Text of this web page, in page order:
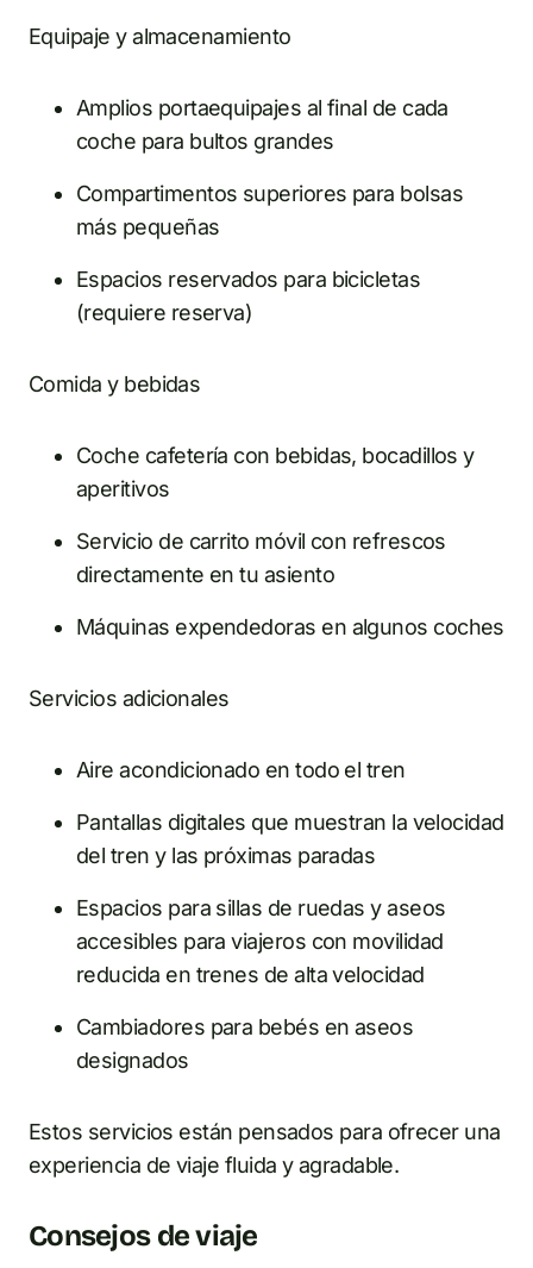
Equipaje y almacenamiento
Amplios portaequipajes al final de cada
coche para bultos grandes
Compartimentos superiores para bolsas
más pequeñas
Espacios reservados para bicicletas
(requiere reserva)
Comida y bebidas
Coche cafetería con bebidas, bocadillos y
aperitivos
Servicio de carrito móvil con refrescos
directamente en tu asiento
Máquinas expendedoras en algunos coches
Servicios adicionales
Aire acondicionado en todo el tren
Pantallas digitales que muestran la velocidad
del tren y las próximas paradas
Espacios para sillas de ruedas y aseos
accesibles para viajeros con movilidad
reducida en trenes de alta velocidad
Cambiadores para bebés en aseos
designados
Estos servicios están pensados para ofrecer una
experiencia de viaje fluida y agradable.
Consejos de viaje